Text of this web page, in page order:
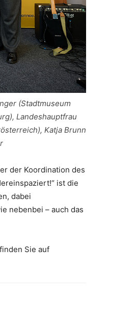
(Stadtmuseum
Landeshauptfrau
Katja Brunn
der Koordination des
ist die
dabei
nebenbei – auch das
Sie auf